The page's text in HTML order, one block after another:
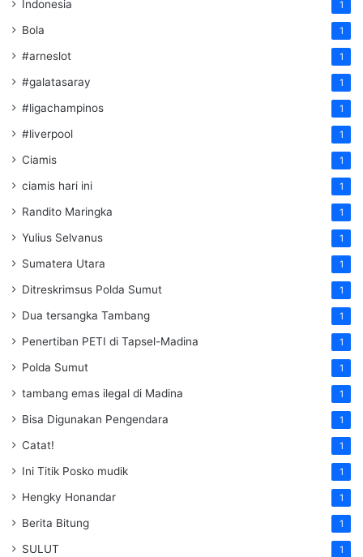
Indonesia 1
Bola 1
#arneslot 1
#galatasaray 1
#ligachampinos 1
#liverpool 1
Ciamis 1
ciamis hari ini 1
Randito Maringka 1
Yulius Selvanus 1
Sumatera Utara 1
Ditreskrimsus Polda Sumut 1
Dua tersangka Tambang 1
Penertiban PETI di Tapsel-Madina 1
Polda Sumut 1
tambang emas ilegal di Madina 1
Bisa Digunakan Pengendara 1
Catat! 1
Ini Titik Posko mudik 1
Hengky Honandar 1
Berita Bitung 1
SULUT 1